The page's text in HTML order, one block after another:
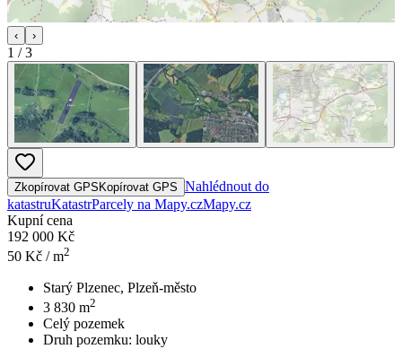
‹ ›
1 /3
Zkopírovat GPS Kopírovat GPS Nahlédnout do
katastruKatastrParcely na Mapy.czMapy.cz
Kupní cena
192 000 Kč
50 Kč / m2
Starý Plzenec, Plzeň-město
3 830 m2
Celý pozemek
Druh pozemku: louky